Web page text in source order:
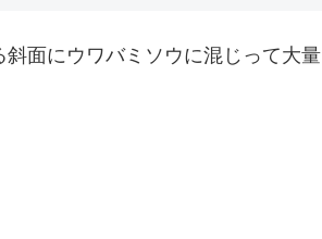
面にウワバミソウに混じって大量